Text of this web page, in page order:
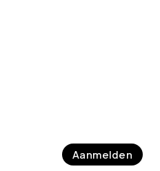
Aanmelden